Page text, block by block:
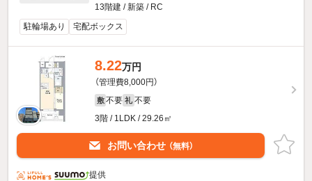
13階建 / 新築 / RC
駐輪場あり
宅配ボックス
8.22万円
（管理費8,000円）
敷 不要 礼 不要
3階 / 1LDK / 29.26㎡
お問い合わせ （無料）
提供